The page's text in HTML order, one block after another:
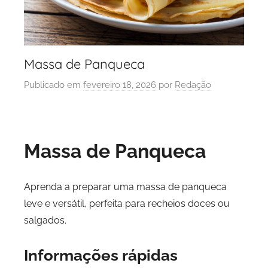
Massa de Panqueca
Publicado em fevereiro 18, 2026 por Redação
Massa de Panqueca
Aprenda a preparar uma massa de panqueca
leve e versátil, perfeita para recheios doces ou
salgados.
Informações rápidas